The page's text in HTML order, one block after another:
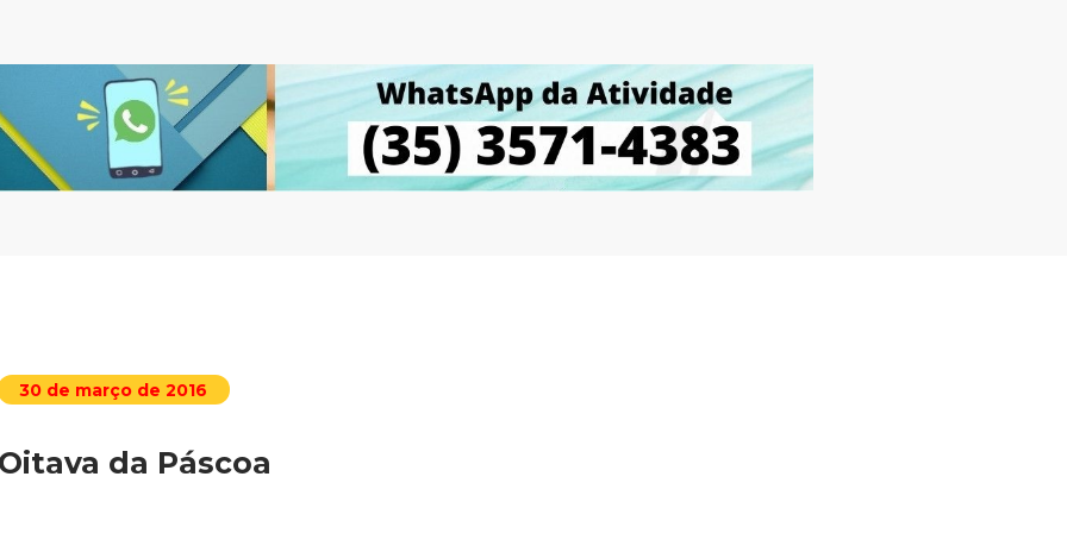
30 de março de 2016
da Páscoa